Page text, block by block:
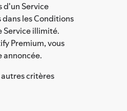
d'un Service
les Conditions
Service illimité.
Premium, vous
annoncée.
autres critères